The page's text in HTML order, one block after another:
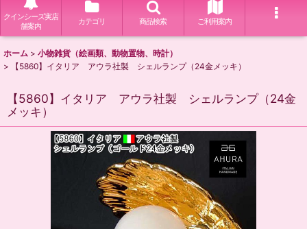
クインシーズ実店
舗案内
カテゴリ 商品検索 ご利用案内
ホーム > 小物雑貨（絵画類、動物置物、時計）
>
【5860】イタリア アウラ社製 シェルランプ（24金メッキ）
【5860】イタリア アウラ社製 シェルランプ（24金
メッキ）